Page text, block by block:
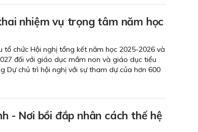
nhiệm vụ trọng tâm năm học
chức Hội nghị tổng kết năm học 2025-2026 và
đối với giáo dục mầm non và giáo dục tiểu
Dự chủ trì hội nghị với sự tham dự của hơn 600
- Nơi bồi đắp nhân cách thế hệ